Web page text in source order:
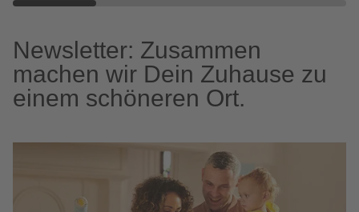
Newsletter: Zusammen
machen wir Dein Zuhause zu
einem schöneren Ort.